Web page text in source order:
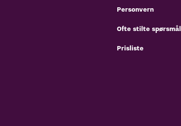
Personvern
Ofte stilte spørsmål
Prisliste